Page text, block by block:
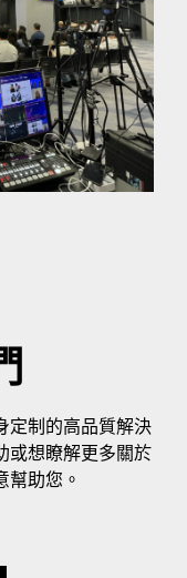
定制的高品質解決
或想瞭解更多關於
幫助您。